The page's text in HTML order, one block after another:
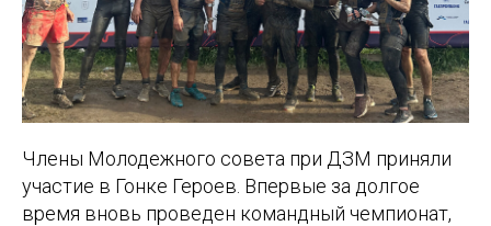
Члены Молодежного совета при ДЗМ приняли
участие в Гонке Героев. Впервые за долгое
время вновь проведен командный чемпионат,